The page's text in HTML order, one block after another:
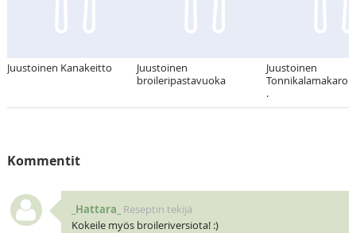
Juustoinen Kanakeitto
Juustoinen
broileripastavuoka
Juustoinen
.
Kommentit
_Hattara_ Reseptin tekijä
Kokeile myös broileriversiota! :)